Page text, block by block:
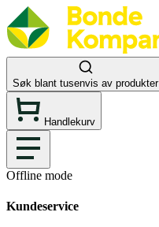
Søk blant tusenvis av produkter
Handlekurv
Offline mode
Kundeservice